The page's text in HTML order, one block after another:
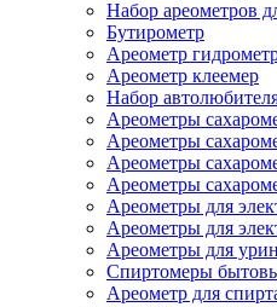
Набор ареометров
Бутирометр
Ареометр
Ареометр клеемер
Набор
Ареометры
Ареометры
Ареометры
Ареометры
Ареометры для
Ареометры для
Ареометры для
Спиртомеры
Ареометр для